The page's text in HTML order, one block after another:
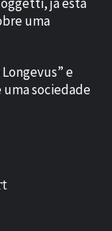
uma
e
sociedade